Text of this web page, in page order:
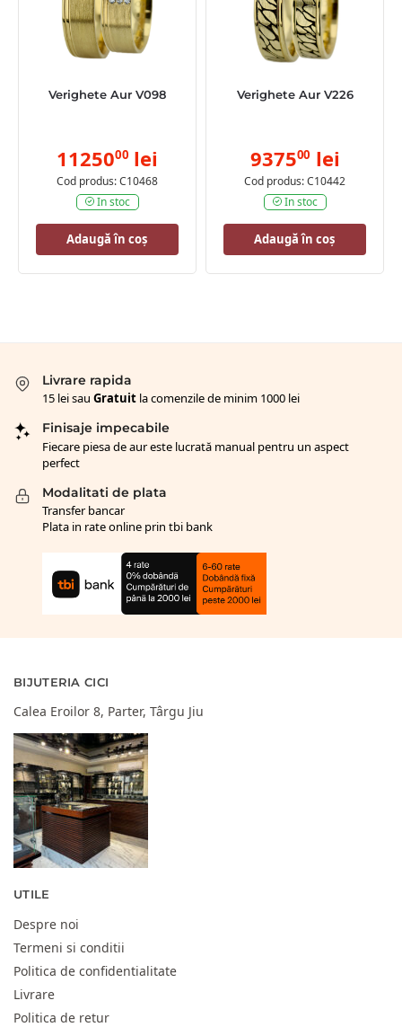
Verighete Aur V098
1125000 lei
Cod produs: C10468
In stoc
Adaugă în coș
Verighete Aur V226
937500 lei
Cod produs: C10442
In stoc
Adaugă în coș
Livrare rapida
15 lei sau Gratuit la comenzile de minim 1000 lei
Finisaje impecabile
Fiecare piesa de aur este lucrată manual pentru un aspect
perfect
Modalitati de plata
Transfer bancar
Plata in rate online prin tbi bank
BIJUTERIA CICI
Calea Eroilor 8, Parter, Târgu Jiu
UTILE
Despre noi
Termeni si conditii
Politica de confidentialitate
Livrare
Politica de retur